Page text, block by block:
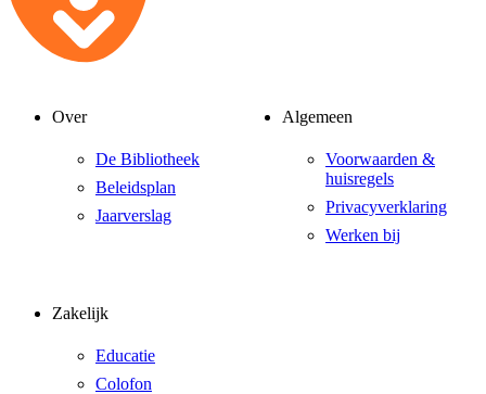
Over
De Bibliotheek
Beleidsplan
Jaarverslag
Algemeen
Voorwaarden &
huisregels
Privacyverklaring
Werken bij
Zakelijk
Educatie
Colofon